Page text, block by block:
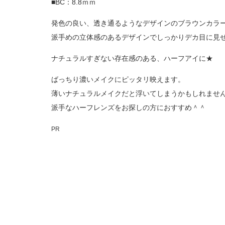
■BC：8.8ｍｍ
発色の良い、透き通るようなデザインのブラウンカラー
派手めの立体感のあるデザインでしっかりデカ目に見
ナチュラルすぎない存在感のある、ハーフアイに★
ばっちり濃いメイクにピッタリ映えます。
薄いナチュラルメイクだと浮いてしまうかもしれません
派手なハーフレンズをお探しの方におすすめ＾＾
PR